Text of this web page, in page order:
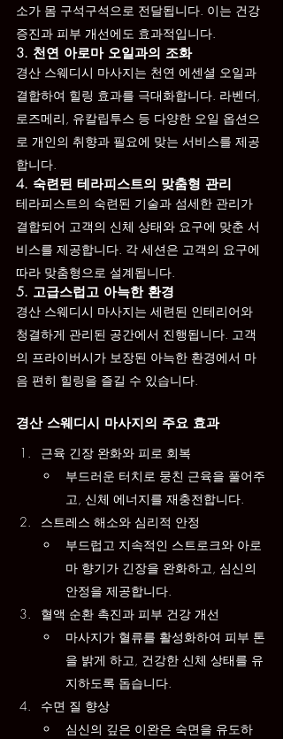
소가 몸 구석구석으로 전달됩니다. 이는 건강
증진과 피부 개선에도 효과적입니다.
3. 천연 아로마 오일과의 조화
경산 스웨디시 마사지는 천연 에센셜 오일과
결합하여 힐링 효과를 극대화합니다. 라벤더,
로즈메리, 유칼립투스 등 다양한 오일 옵션으
로 개인의 취향과 필요에 맞는 서비스를 제공
합니다.
4. 숙련된 테라피스트의 맞춤형 관리
테라피스트의 숙련된 기술과 섬세한 관리가
결합되어 고객의 신체 상태와 요구에 맞춘 서
비스를 제공합니다. 각 세션은 고객의 요구에
따라 맞춤형으로 설계됩니다.
5. 고급스럽고 아늑한 환경
경산 스웨디시 마사지는 세련된 인테리어와
청결하게 관리된 공간에서 진행됩니다. 고객
의 프라이버시가 보장된 아늑한 환경에서 마
음 편히 힐링을 즐길 수 있습니다.
경산 스웨디시 마사지의 주요 효과
근육 긴장 완화와 피로 회복
부드러운 터치로 뭉친 근육을 풀어주
고, 신체 에너지를 재충전합니다.
스트레스 해소와 심리적 안정
부드럽고 지속적인 스트로크와 아로
마 향기가 긴장을 완화하고, 심신의
안정을 제공합니다.
혈액 순환 촉진과 피부 건강 개선
마사지가 혈류를 활성화하여 피부 톤
을 밝게 하고, 건강한 신체 상태를 유
지하도록 돕습니다.
수면 질 향상
심신의 깊은 이완은 숙면을 유도하